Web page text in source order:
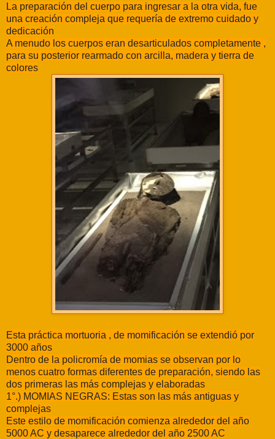
La preparación del cuerpo para ingresar a la otra vida, fue
una creación compleja que requería de extremo cuidado y
dedicación
A menudo los cuerpos eran desarticulados completamente ,
para su posterior rearmado con arcilla, madera y tierra de
colores
Esta práctica mortuoria , de momificación se extendió por
3000 años
Dentro de la policromía de momias se observan por lo
menos cuatro formas diferentes de preparación, siendo las
dos primeras las más complejas y elaboradas
1°.) MOMIAS NEGRAS: Estas son las más antiguas y
complejas
Este estilo de momificación comienza alrededor del año
5000 AC y desaparece alrededor del año 2500 AC